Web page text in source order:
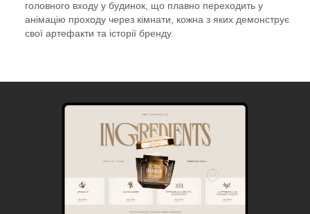
головного входу у будинок, що плавно переходить у
анімацію проходу через кімнати, кожна з яких демонструє
свої артефакти та історії бренду.